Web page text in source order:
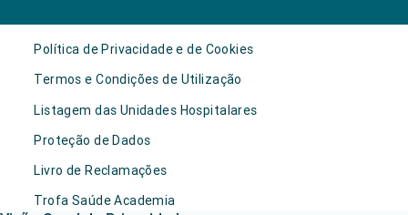
Política de Privacidade e de Cookies
Termos e Condições de Utilização
Listagem das Unidades Hospitalares
Proteção de Dados
Livro de Reclamações
Trofa Saúde Academia